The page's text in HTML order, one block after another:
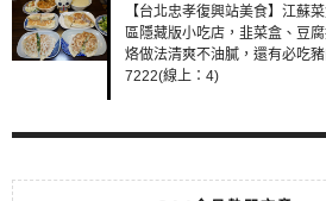
【台北忠孝復興站美食】江蘇
區隱藏版小吃店，韭菜盒、豆
烙做法清爽不油膩，還有必吃
7222(線上：4)